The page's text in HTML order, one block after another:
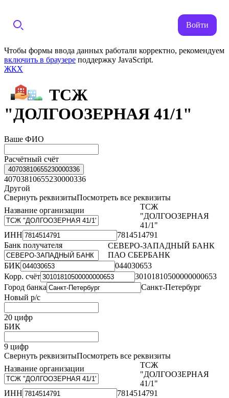
Войти
Чтобы формы ввода данных работали корректно, рекомендуем
включить в браузере поддержку JavaScript.
ЖКХ
ТСЖ
"ДОЛГООЗЕРНАЯ 41/1"
Ваше ФИО
Расчётный счёт
40703810655230000336
40703810655230000336
Другой
Свернуть реквизитыПосмотреть все реквизиты
Название организации
ТСЖ
"ДОЛГООЗЕРНАЯ
41/1"
ИНН
7814514791
Банк получателя
СЕВЕРО-ЗАПАДНЫЙ БАНК
ПАО СБЕРБАНК
БИК
044030653
Корр. счёт
30101810500000000653
Город банка
Санкт-Петербург
Новый р/с
20 цифр
БИК
9 цифр
Свернуть реквизитыПосмотреть все реквизиты
Название организации
ТСЖ
"ДОЛГООЗЕРНАЯ
41/1"
ИНН
7814514791